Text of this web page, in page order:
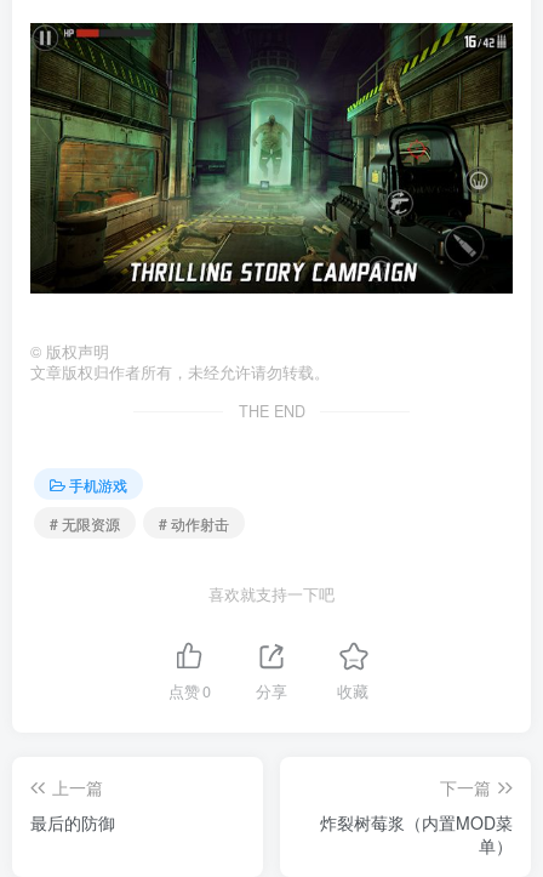
© 版权声明
文章版权归作者所有，未经允许请勿转载。
THE END
手机游戏
# 无限资源
# 动作射击
喜欢就支持一下吧
点赞0 分享 收藏
上一篇
最后的防御
下一篇
炸裂树莓浆（内置MOD菜
单）